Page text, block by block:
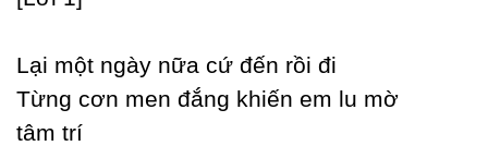
Lại một ngàу nữa cứ đến rồi đi
Từng cơn men đắng khiến em lu mờ
tâm trí